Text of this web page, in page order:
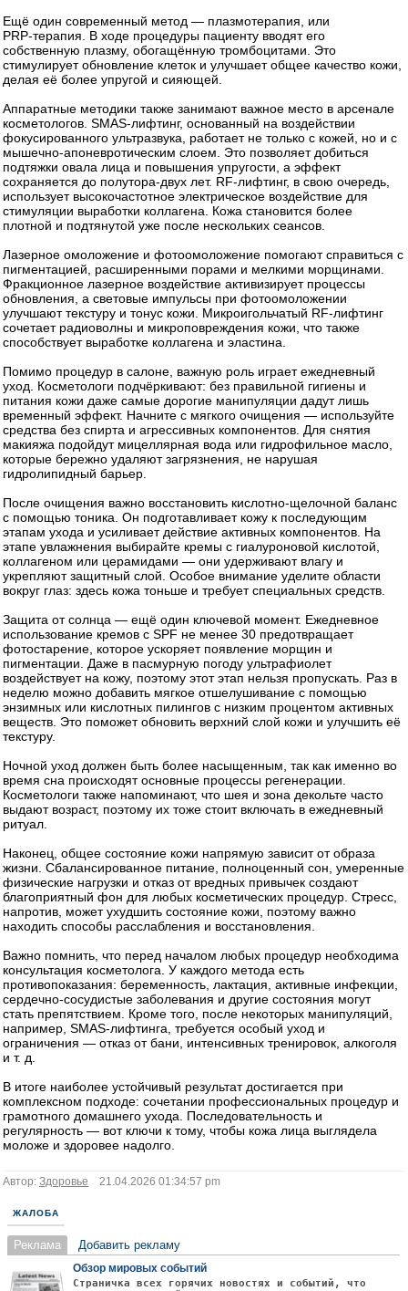
Ещё один современный метод — плазмотерапия, или
PRP‑терапия. В ходе процедуры пациенту вводят его
собственную плазму, обогащённую тромбоцитами. Это
стимулирует обновление клеток и улучшает общее качество кожи,
делая её более упругой и сияющей.
Аппаратные методики также занимают важное место в арсенале
косметологов. SMAS‑лифтинг, основанный на воздействии
фокусированного ультразвука, работает не только с кожей, но и с
мышечно‑апоневротическим слоем. Это позволяет добиться
подтяжки овала лица и повышения упругости, а эффект
сохраняется до полутора-двух лет. RF‑лифтинг, в свою очередь,
использует высокочастотное электрическое воздействие для
стимуляции выработки коллагена. Кожа становится более
плотной и подтянутой уже после нескольких сеансов.
Лазерное омоложение и фотоомоложение помогают справиться с
пигментацией, расширенными порами и мелкими морщинами.
Фракционное лазерное воздействие активизирует процессы
обновления, а световые импульсы при фотоомоложении
улучшают текстуру и тонус кожи. Микроигольчатый RF‑лифтинг
сочетает радиоволны и микроповреждения кожи, что также
способствует выработке коллагена и эластина.
Помимо процедур в салоне, важную роль играет ежедневный
уход. Косметологи подчёркивают: без правильной гигиены и
питания кожи даже самые дорогие манипуляции дадут лишь
временный эффект. Начните с мягкого очищения — используйте
средства без спирта и агрессивных компонентов. Для снятия
макияжа подойдут мицеллярная вода или гидрофильное масло,
которые бережно удаляют загрязнения, не нарушая
гидролипидный барьер.
После очищения важно восстановить кислотно‑щелочной баланс
с помощью тоника. Он подготавливает кожу к последующим
этапам ухода и усиливает действие активных компонентов. На
этапе увлажнения выбирайте кремы с гиалуроновой кислотой,
коллагеном или церамидами — они удерживают влагу и
укрепляют защитный слой. Особое внимание уделите области
вокруг глаз: здесь кожа тоньше и требует специальных средств.
Защита от солнца — ещё один ключевой момент. Ежедневное
использование кремов с SPF не менее 30 предотвращает
фотостарение, которое ускоряет появление морщин и
пигментации. Даже в пасмурную погоду ультрафиолет
воздействует на кожу, поэтому этот этап нельзя пропускать. Раз в
неделю можно добавить мягкое отшелушивание с помощью
энзимных или кислотных пилингов с низким процентом активных
веществ. Это поможет обновить верхний слой кожи и улучшить её
текстуру.
Ночной уход должен быть более насыщенным, так как именно во
время сна происходят основные процессы регенерации.
Косметологи также напоминают, что шея и зона декольте часто
выдают возраст, поэтому их тоже стоит включать в ежедневный
ритуал.
Наконец, общее состояние кожи напрямую зависит от образа
жизни. Сбалансированное питание, полноценный сон, умеренные
физические нагрузки и отказ от вредных привычек создают
благоприятный фон для любых косметических процедур. Стресс,
напротив, может ухудшить состояние кожи, поэтому важно
находить способы расслабления и восстановления.
Важно помнить, что перед началом любых процедур необходима
консультация косметолога. У каждого метода есть
противопоказания: беременность, лактация, активные инфекции,
сердечно‑сосудистые заболевания и другие состояния могут
стать препятствием. Кроме того, после некоторых манипуляций,
например, SMAS‑лифтинга, требуется особый уход и
ограничения — отказ от бани, интенсивных тренировок, алкоголя
и т. д.
В итоге наиболее устойчивый результат достигается при
комплексном подходе: сочетании профессиональных процедур и
грамотного домашнего ухода. Последовательность и
регулярность — вот ключи к тому, чтобы кожа лица выглядела
моложе и здоровее надолго.
Автор: Здоровье 21.04.2026 01:34:57 pm
ЖАЛОБА
Реклама Добавить рекламу
Обзор мировых событий
Страничка всех горячих новостях и событий, что